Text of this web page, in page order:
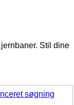
Stil dine
søgning